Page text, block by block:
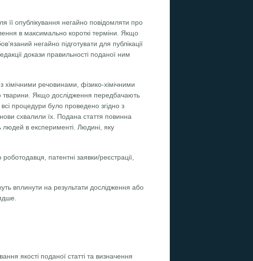
її опублікування негайно повідомляти про
в максимально короткі терміни. Якщо
негайно підготувати для публікації
докази правильності поданої ним
хімічними речовинами, фізико-хімічними
тварини. Якщо дослідження передбачають
процедури було проведено згідно з
схвалили їх. Подана стаття повинна
людей в експерименті. Людині, яку
патентні заявки/реєстрації,
вплинути на результати дослідження або
якості поданої статті та визначення